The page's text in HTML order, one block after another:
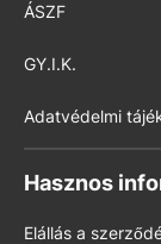
ÁSZF
GY.I.K.
Adatvédelmi
Hasznos
Elállás a